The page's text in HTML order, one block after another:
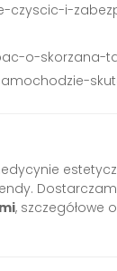
czyscic-i-
o-skorzana-
, szczegółowe